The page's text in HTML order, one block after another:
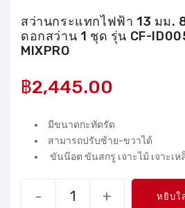
สว่านกระแทกไฟฟ้า 13 มม.
ดอกสว่าน 1 ชุด รุ่น CF-
MIXPRO
฿2,445.00
มีขนาดกะทัดรัด
สามารถปรับซ้าย-ขวาได้
ขันน๊อต ขันสกรู เจาะไม้ เจาะเห
- + หยิบใ